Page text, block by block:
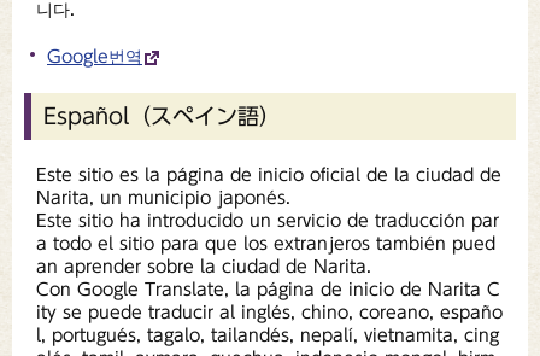
니다.
Google번역
Español（スペイン語）
Este sitio es la página de inicio oficial de la ciudad de
Narita, un municipio japonés.
Este sitio ha introducido un servicio de traducción par
a todo el sitio para que los extranjeros también pued
an aprender sobre la ciudad de Narita.
Con Google Translate, la página de inicio de Narita C
ity se puede traducir al inglés, chino, coreano, españo
l, portugués, tagalo, tailandés, nepalí, vietnamita, cing